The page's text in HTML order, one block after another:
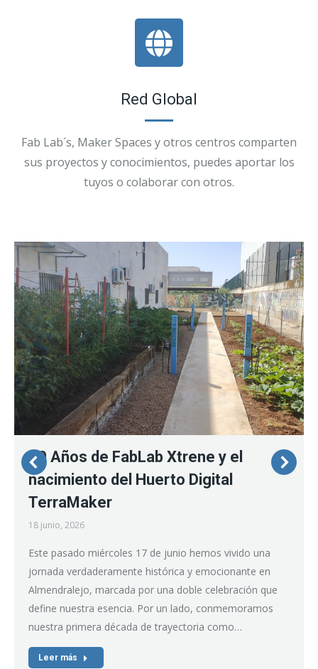
Red Global
Fab Lab´s, Maker Spaces y otros centros comparten
sus proyectos y conocimientos, puedes aportar los
tuyos o colaborar con otros.
10 Años de FabLab Xtrene y el
nacimiento del Huerto Digital
TerraMaker
18 junio, 2026
Este pasado miércoles 17 de junio hemos vivido una
jornada verdaderamente histórica y emocionante en
Almendralejo, marcada por una doble celebración que
define nuestra esencia. Por un lado, conmemoramos
nuestra primera década de trayectoria como…
Leer más